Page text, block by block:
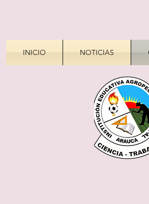
INICIO NOTICIAS